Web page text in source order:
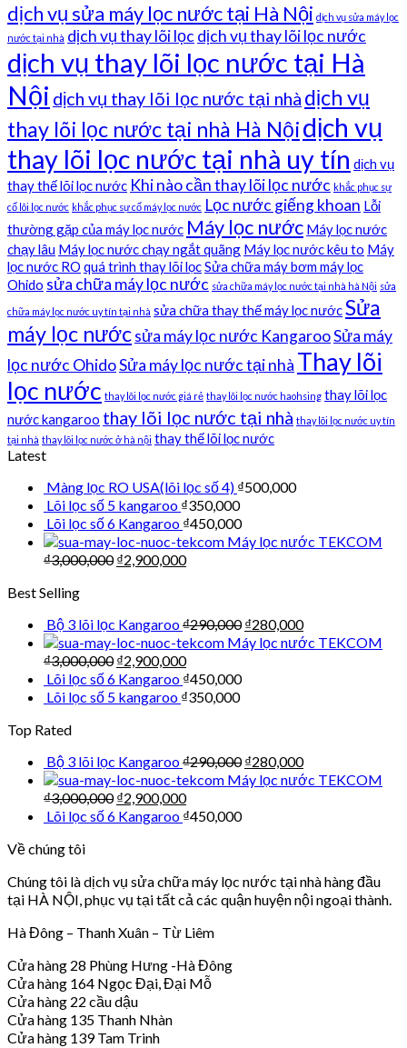
dịch vụ sửa máy lọc nước tại Hà Nội dịch vụ sửa máy lọc
nước tại nhà dịch vụ thay lõi lọc dịch vụ thay lõi lọc nước
dịch vụ thay lõi lọc nước tại Hà
Nội dịch vụ thay lõi lọc nước tại nhà dịch vụ
thay lõi lọc nước tại nhà Hà Nộidịch vụ
thay lõi lọc nước tại nhà uy tín dịch vụ
thay thế lõi lọc nước Khi nào cần thay lõi lọc nước khắc phục sự
cố lõi lọc nước khắc phục sự cố máy lọc nước Lọc nước giếng khoan Lỗi
thường gặp của máy lọc nước Máy lọc nước Máy lọc nước
chạy lâu Máy lọc nước chạy ngắt quãng Máy lọc nước kêu to Máy
lọc nước RO quá trình thay lõi lọcSửa chữa máy bơm máy lọc
Ohido sửa chữa máy lọc nước sửa chữa máy lọc nước tại nhà hà Nội sửa
chữa máy lọc nước uy tín tại nhà sửa chữa thay thế máy lọc nướcSửa
máy lọc nướcsửa máy lọc nước KangarooSửa máy
lọc nước OhidoSửa máy lọc nước tại nhà Thay lõi
lọc nước thay lõi lọc nước giá rẻ thay lõi lọc nước haohsing thay lõi lọc
nước kangaroo thay lõi lọc nước tại nhà thay lõi lọc nước uy tín
tại nhà thay lõi lọc nước ở hà nội thay thế lõi lọc nước
Latest
Màng lọc RO USA(lõi lọc số 4) ₫500,000
Lõi lọc số 5 kangaroo ₫350,000
Lõi lọc số 6 Kangaroo ₫450,000
Máy lọc nước TEKCOM
₫3,000,000 ₫2,900,000
Best Selling
Bộ 3 lõi lọc Kangaroo₫290,000 ₫280,000
Máy lọc nước TEKCOM
₫3,000,000 ₫2,900,000
Lõi lọc số 6 Kangaroo ₫450,000
Lõi lọc số 5 kangaroo ₫350,000
Top Rated
Bộ 3 lõi lọc Kangaroo₫290,000 ₫280,000
Máy lọc nước TEKCOM
₫3,000,000 ₫2,900,000
Lõi lọc số 6 Kangaroo ₫450,000
Về chúng tôi
Chúng tôi là dịch vụ sửa chữa máy lọc nước tại nhà hàng đầu
tại HÀ NỘI, phục vụ tại tất cả các quận huyện nội ngoại thành.
Hà Đông – Thanh Xuân – Từ Liêm
Cửa hàng 28 Phùng Hưng -Hà Đông
Cửa hàng 164 Ngọc Đại, Đại Mỗ
Cửa hàng 22 cầu dậu
Cửa hàng 135 Thanh Nhàn
Cửa hàng 139 Tam Trinh